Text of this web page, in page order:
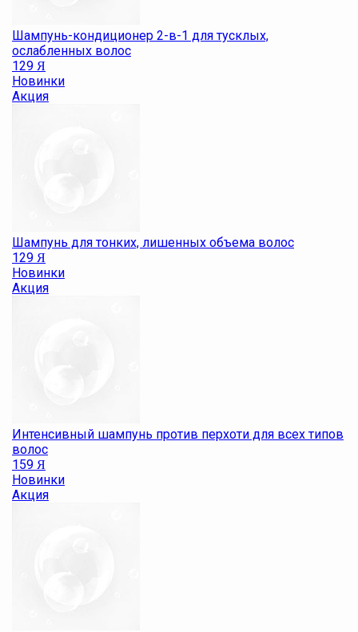
Шампунь-кондиционер 2-в-1 для тусклых,
ослабленных волос
129 Я
Новинки
Акция
Шампунь для тонких, лишенных объема волос
129 Я
Новинки
Акция
Интенсивный шампунь против перхоти для всех типов
волос
159 Я
Новинки
Акция